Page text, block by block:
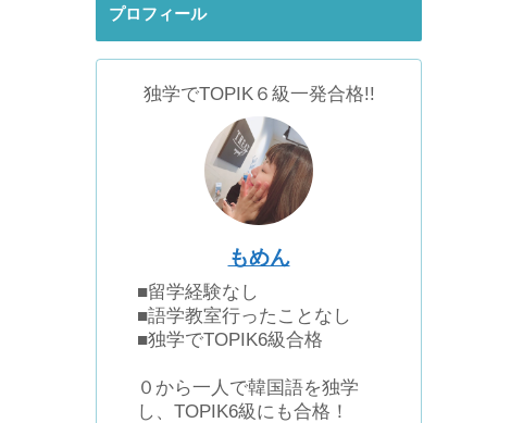
プロフィール
独学でTOPIK６級一発合格!!
もめん
■留学経験なし
■語学教室行ったことなし
■独学でTOPIK6級合格
０から一人で韓国語を独学
し、TOPIK6級にも合格！